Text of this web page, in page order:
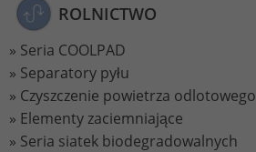
ROLNICTWO
Seria COOLPAD
Separatory pyłu
Czyszczenie powietrza odlotowego
Elementy zaciemniające
Seria siatek biodegradowalnych